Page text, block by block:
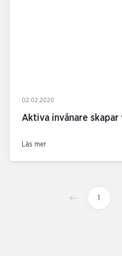
02.02.2020
Aktiva invånare
Läs mer
1